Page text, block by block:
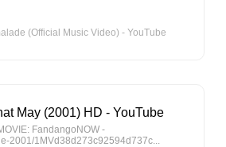
(Official Music Video) - YouTube
May (2001) HD - YouTube
FandangoNOW -
2001/1MVd38d273c92594d737c...